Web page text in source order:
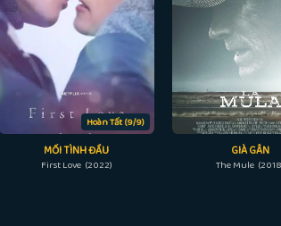
Hoàn Tất (9/9)
MỐI TÌNH ĐẦU
First Love (2022)
GIÀ GÂN
The Mule